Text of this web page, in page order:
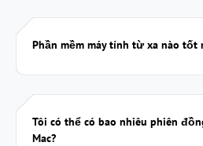
Phần mềm máy tính từ xa nào tốt
Tôi có thể có bao nhiêu phiên
Mac?